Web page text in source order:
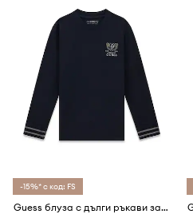
-15%* с код: FS
Guess блуза с дълги ръкави за деца от памук